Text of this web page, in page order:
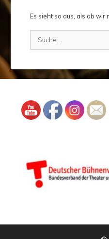
Es sieht so aus, als ob
nach: